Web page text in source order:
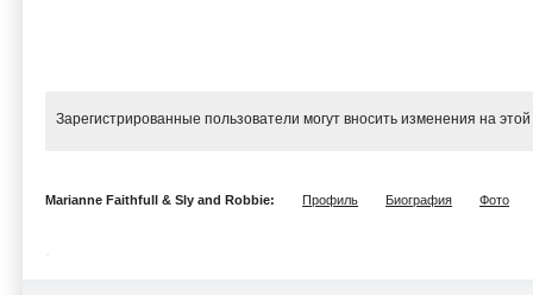
Зарегистрированные пользователи могут вносить изменения на
Marianne Faithfull & Sly and Robbie: Профиль Биография Фото